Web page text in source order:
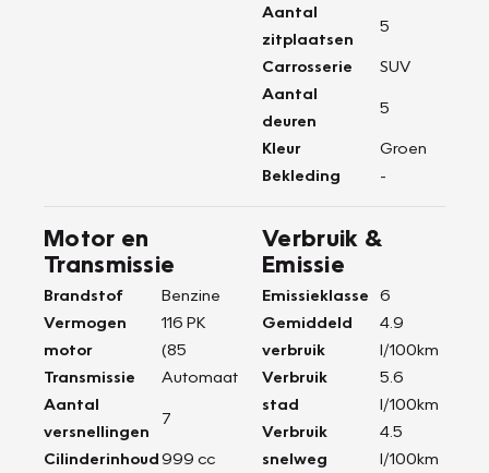
Aantal
zitplaatsen
5
Carrosserie
SUV
Aantal
deuren
5
Kleur
Groen
Bekleding
-
Motor en
Transmissie
Brandstof
Benzine
Vermogen
motor
116 PK
(85
Transmissie
Automaat
Aantal
versnellingen
7
Cilinderinhoud999 cc
Verbruik &
Emissie
Emissieklasse
6
Gemiddeld
verbruik
4.9
l/100km
Verbruik
stad
5.6
l/100km
Verbruik
snelweg
4.5
l/100km